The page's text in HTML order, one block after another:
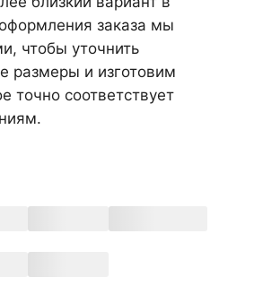
заказа мы
чтобы уточнить
размеры и изготовим
точно соответствует